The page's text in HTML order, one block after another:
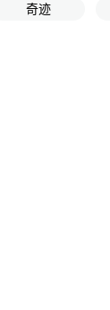
奇迹